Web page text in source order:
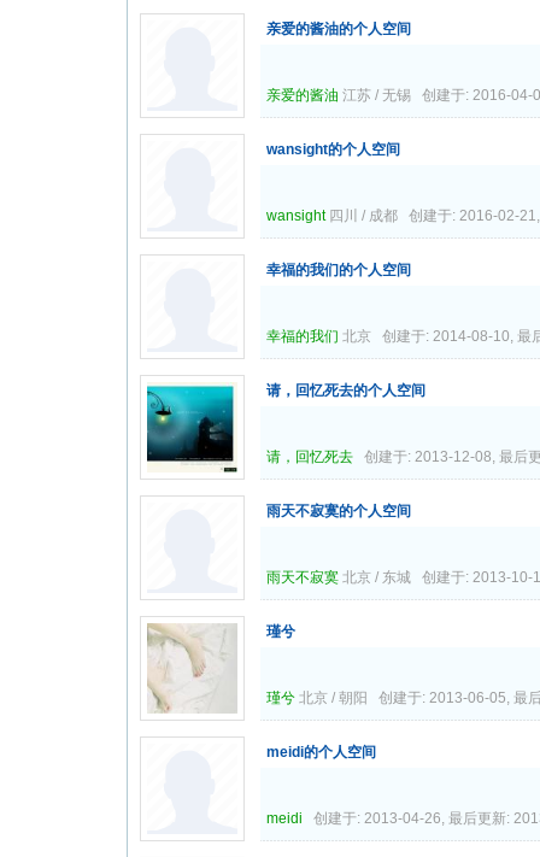
亲爱的酱油的个人空间
亲爱的酱油 江苏 / 无锡 创建于: 2016-04-
wansight的个人空间
wansight四川 / 成都 创建于: 2016-02-
幸福的我们的个人空间
幸福的我们 北京 创建于: 2014-08-10, 最
请，回忆死去的个人空间
请，回忆死去 创建于: 2013-12-08, 最后
雨天不寂寞的个人空间
雨天不寂寞 北京 / 东城 创建于: 2013-10-
瑾兮
瑾兮 北京 / 朝阳 创建于: 2013-06-05, 最
meidi的个人空间
meidi 创建于: 2013-04-26, 最后更新: